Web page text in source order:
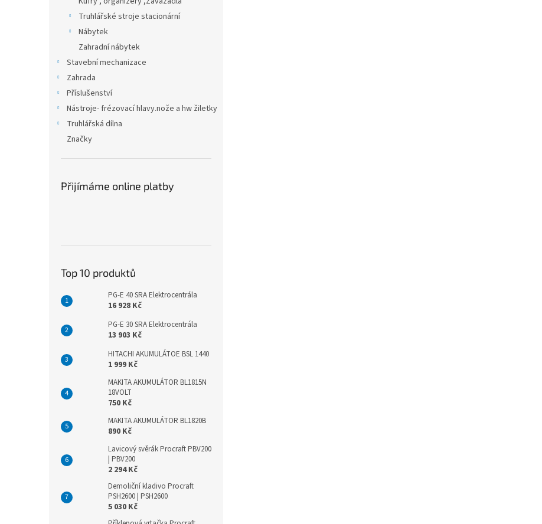
Truhlářské stroje stacionární
Nábytek
Zahradní nábytek
Stavební mechanizace
Zahrada
Příslušenství
Nástroje- frézovací hlavy.nože a hw žiletky
Truhlářská dílna
Značky
Přijímáme online platby
Top 10 produktů
PG-E 40 SRA Elektrocentrála
16 928 Kč
PG-E 30 SRA Elektrocentrála
13 903 Kč
HITACHI AKUMULÁTOE BSL 1440
1 999 Kč
MAKITA AKUMULÁTOR BL1815N
18VOLT
750 Kč
MAKITA AKUMULÁTOR BL1820B
890 Kč
Lavicový svěrák Procraft PBV200
| PBV200
2 294 Kč
Demoliční kladivo Procraft
PSH2600 | PSH2600
5 030 Kč